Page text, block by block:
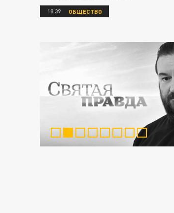
18:39 ОБЩЕСТВО